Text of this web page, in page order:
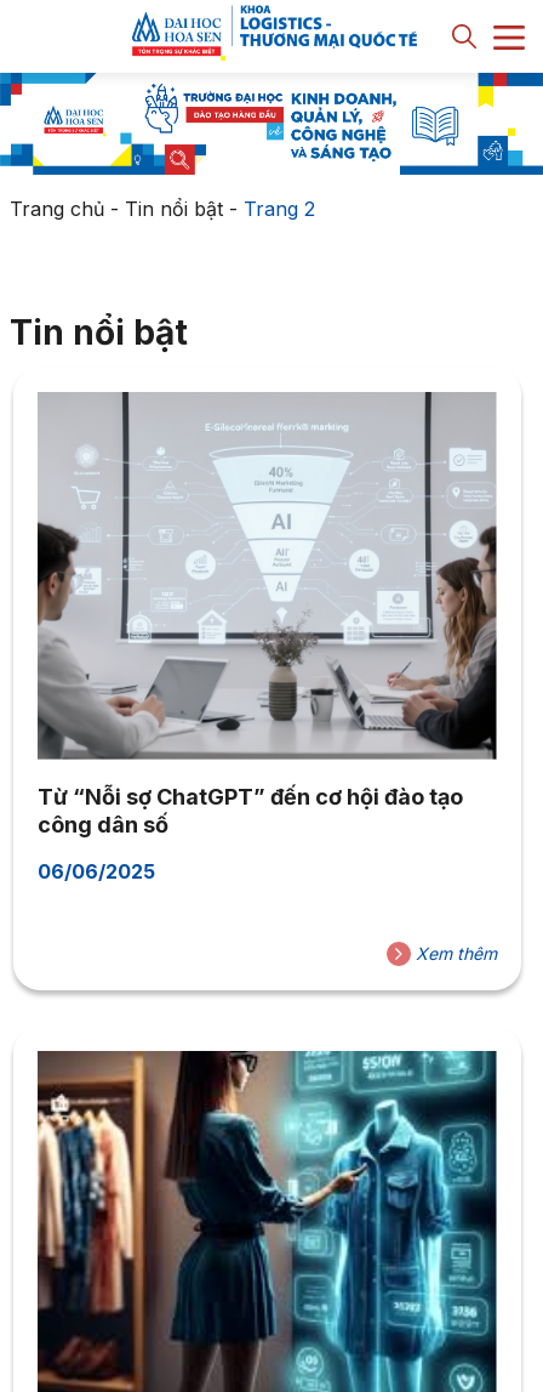
Trang chủ- Tin nổi bật- Trang 2
Tin nổi bật
Từ “Nỗi sợ ChatGPT” đến cơ hội đào tạo
công dân số
06/06/2025
Xem thêm